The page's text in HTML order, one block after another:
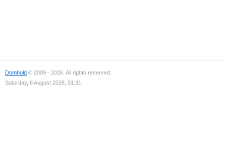
Domhold © 2009 - 2026. All rights reserved.
Saturday, 8 August 2026, 01:31